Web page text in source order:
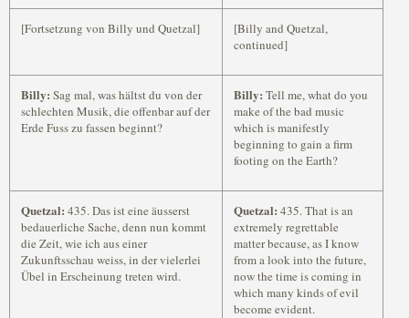
[Fortsetzung von Billy und Quetzal]
[Billy and Quetzal,
continued]
Billy: Sag mal, was hältst du von der
schlechten Musik, die offenbar auf der
Erde Fuss zu fassen beginnt?
Billy: Tell me, what do you
make of the bad music
which is manifestly
beginning to gain a firm
footing on the Earth?
Quetzal: 435. Das ist eine äusserst
bedauerliche Sache, denn nun kommt
die Zeit, wie ich aus einer
Zukunftsschau weiss, in der vielerlei
Übel in Erscheinung treten wird.
Quetzal: 435. That is an
extremely regrettable
matter because, as I know
from a look into the future,
now the time is coming in
which many kinds of evil
become evident.